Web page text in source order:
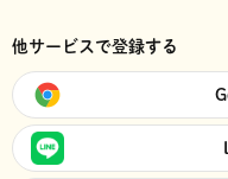
他サービスで登録する